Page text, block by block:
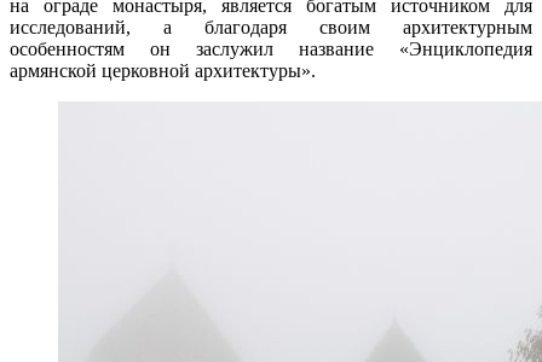
на ограде монастыря, является богатым источником для
исследований, а благодаря своим архитектурным
особенностям он заслужил название «Энциклопедия
армянской церковной архитектуры».